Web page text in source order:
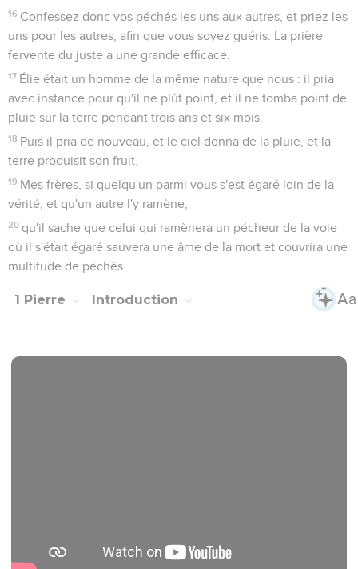
16 Confessez donc vos péchés les uns aux autres, et priez les
uns pour les autres, afin que vous soyez guéris. La prière
fervente du juste a une grande efficace.
17 Élie était un homme de la même nature que nous : il pria
avec instance pour qu'il ne plût point, et il ne tomba point de
pluie sur la terre pendant trois ans et six mois.
18 Puis il pria de nouveau, et le ciel donna de la pluie, et la
terre produisit son fruit.
19 Mes frères, si quelqu'un parmi vous s'est égaré loin de la
vérité, et qu'un autre l'y ramène,
20 qu'il sache que celui qui ramènera un pécheur de la voie
où il s'était égaré sauvera une âme de la mort et couvrira une
multitude de péchés.
1 Pierre Introduction